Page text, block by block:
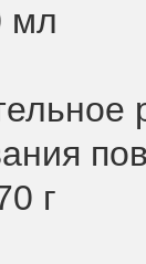
мл
г